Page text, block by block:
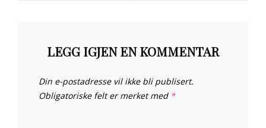
LEGG IGJEN EN KOMMENTAR
Din e-postadresse vil ikke bli publisert.
Obligatoriske felt er merket med *